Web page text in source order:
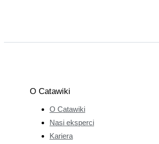
O Catawiki
O Catawiki
Nasi eksperci
Kariera